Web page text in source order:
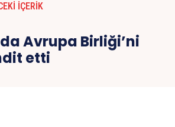
İÇERIK
Avrupa Birliği’ni
etti